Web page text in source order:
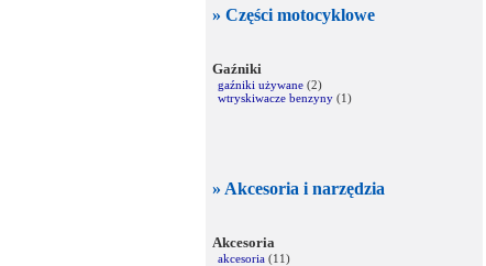
» Części motocyklowe
Gaźniki
gaźniki używane (2)
wtryskiwacze benzyny (1)
» Akcesoria i narzędzia
Akcesoria
akcesoria (11)